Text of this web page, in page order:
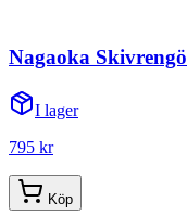
Nagaoka
I lager
795 kr
Köp